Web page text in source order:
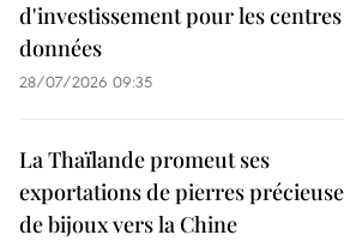
d'investissement pour les
données
28/07/2026 09:35
La Thaïlande promeut ses
exportations de pierres
de bijoux vers la Chine